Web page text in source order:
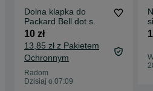
Dolna klapka do
Packard Bell dot s.
10 zł
13,85 zł z Pakietem
Ochronnym
Radom
Dzisiaj o 07:09